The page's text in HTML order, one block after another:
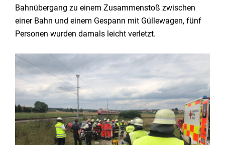
Bahnübergang zu einem Zusammenstoß zwischen
einer Bahn und einem Gespann mit Güllewagen, fünf
Personen wurden damals leicht verletzt.